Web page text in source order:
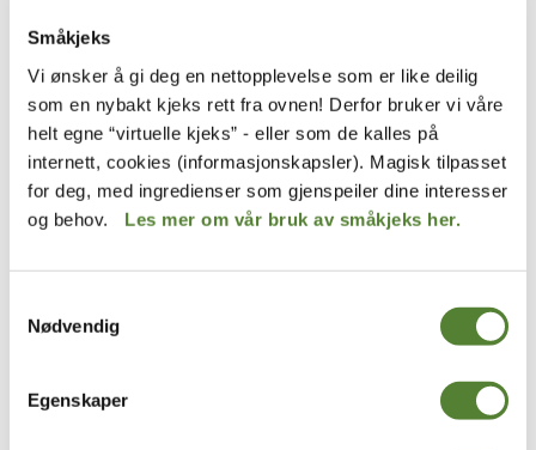
Småkjeks
Vi ønsker å gi deg en nettopplevelse som er like deilig
som en nybakt kjeks rett fra ovnen! Derfor bruker vi våre
helt egne “virtuelle kjeks” - eller som de kalles på
internett, cookies (informasjonskapsler). Magisk tilpasset
for deg, med ingredienser som gjenspeiler dine interesser
og behov. Les mer om vår bruk av småkjeks her.
Nødvendig
Egenskaper
Toalett Hakkebakkeskogen
Hakkebakkeskogen, Toaletter